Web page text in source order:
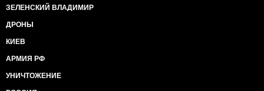
ЗЕЛЕНСКИЙ ВЛАДИМИР
ДРОНЫ
КИЕВ
АРМИЯ РФ
УНИЧТОЖЕНИЕ